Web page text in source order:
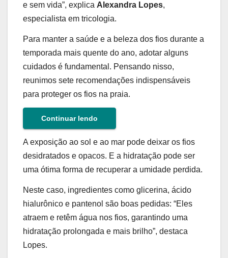
e sem vida”, explica Alexandra Lopes,
especialista em tricologia.
Para manter a saúde e a beleza dos fios durante a
temporada mais quente do ano, adotar alguns
cuidados é fundamental. Pensando nisso,
reunimos sete recomendações indispensáveis
para proteger os fios na praia.
Continuar lendo
A exposição ao sol e ao mar pode deixar os fios
desidratados e opacos. E a hidratação pode ser
uma ótima forma de recuperar a umidade perdida.
Neste caso, ingredientes como glicerina, ácido
hialurônico e pantenol são boas pedidas: “Eles
atraem e retêm água nos fios, garantindo uma
hidratação prolongada e mais brilho”, destaca
Lopes.